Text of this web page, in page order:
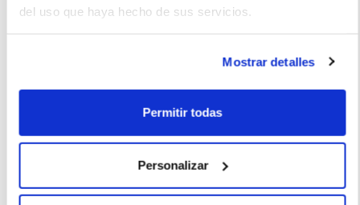
del uso que haya hecho de sus servicios.
Mostrar detalles
Permitir todas
Personalizar
La imagen del coche puede no coincidir con el vehículo
ofertado. Los datos y la información publicada ha sido
obtenida de la empresa ofertante del renting y tiene solo
efectos informativos no contractuales.
Número de oferta:SBD-SBD-19413 3s-4s Última
actualización: 2026-07-16